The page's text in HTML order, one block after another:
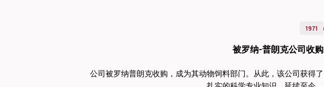
1971
被罗纳-普朗克公司收购
公司被罗纳普朗克收购，成为其动物饲料部门。从此，该公司获得了